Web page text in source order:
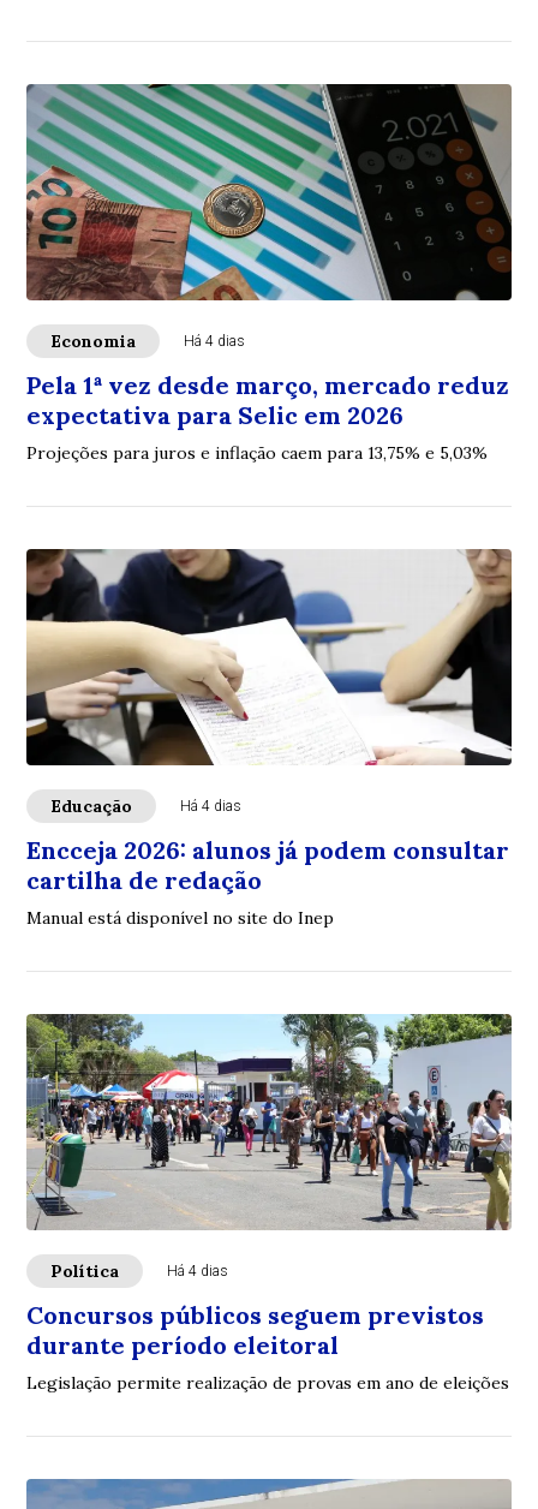
Economia Há 4 dias
Pela 1ª vez desde março, mercado reduz
expectativa para Selic em 2026
Projeções para juros e inflação caem para 13,75% e 5,03%
Educação Há 4 dias
Encceja 2026: alunos já podem consultar
cartilha de redação
Manual está disponível no site do Inep
Política Há 4 dias
Concursos públicos seguem previstos
durante período eleitoral
Legislação permite realização de provas em ano de eleições